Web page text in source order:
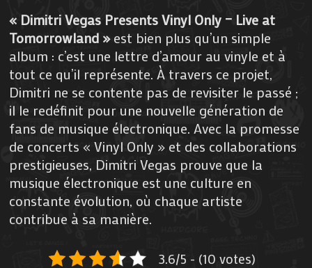
« Dimitri Vegas Presents Vinyl Only – Live at
Tomorrowland »est bien plus qu’un simple
album : c’est une lettre d’amour au vinyle et à
tout ce qu’il représente. À travers ce projet,
Dimitri ne se contente pas de revisiter le passé ;
il le redéfinit pour une nouvelle génération de
fans de musique électronique. Avec la promesse
de concerts « Vinyl Only » et des collaborations
prestigieuses, Dimitri Vegas prouve que la
musique électronique est une culture en
constante évolution, où chaque artiste
contribue à sa manière.
3.6/5 - (10 votes)